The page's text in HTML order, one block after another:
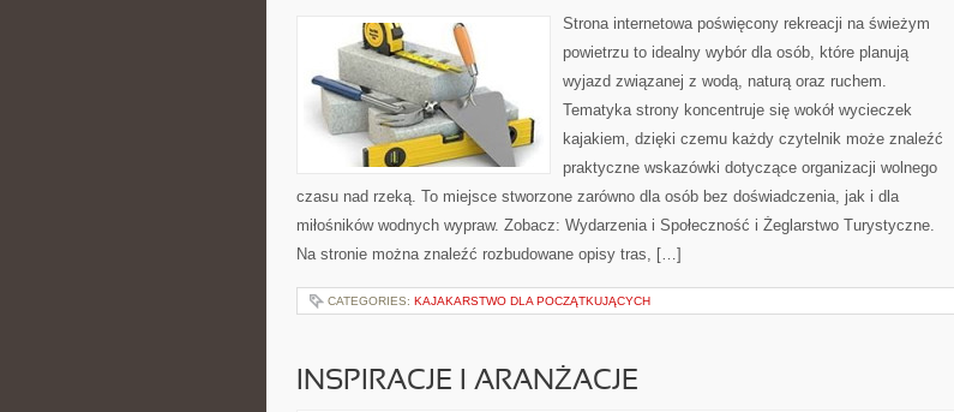
GRUP
Strona internetowa poświęcony rekreacji na świeżym
powietrzu to idealny wybór dla osób, które planują
wyjazd związanej z wodą, naturą oraz ruchem.
Tematyka strony koncentruje się wokół wycieczek
kajakiem, dzięki czemu każdy czytelnik może znaleźć
praktyczne wskazówki dotyczące organizacji wolnego
czasu nad rzeką. To miejsce stworzone zarówno dla osób bez doświadczenia, jak i dla
miłośników wodnych wypraw. Zobacz: Wydarzenia i Społeczność i Żeglarstwo Turystyczne.
Na stronie można znaleźć rozbudowane opisy tras, […]
CATEGORIES: KAJAKARSTWO DLA POCZĄTKUJĄCYCH
INSPIRACJE I ARANŻACJE